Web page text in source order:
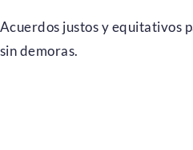
Acuerdos justos y equitativos
sin demoras.